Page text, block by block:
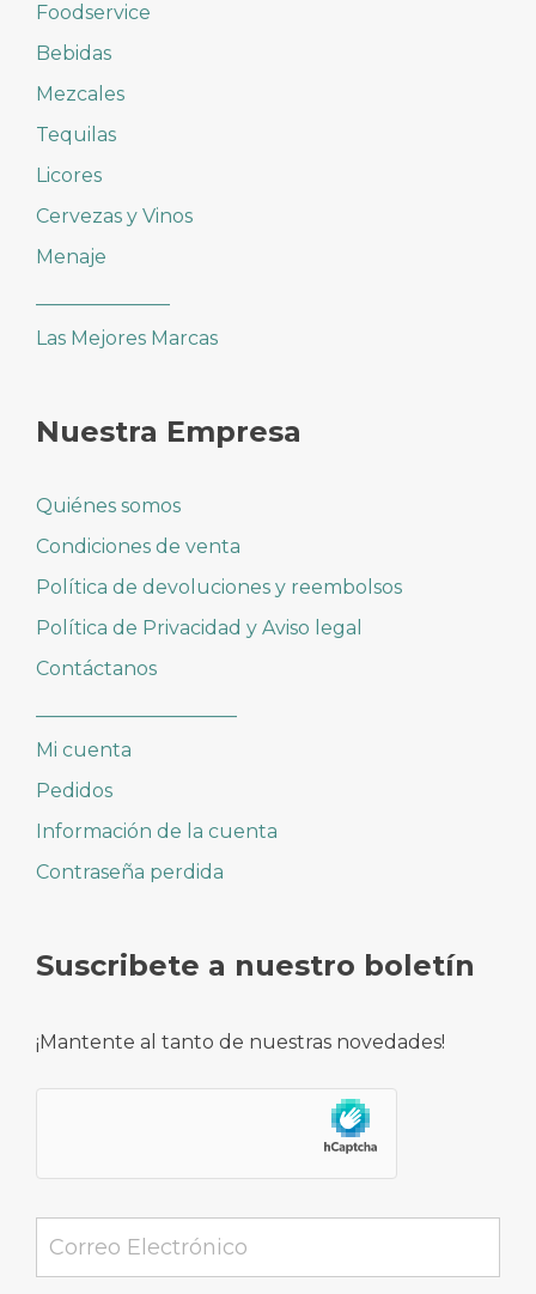
Foodservice
Bebidas
Mezcales
Tequilas
Licores
Cervezas y Vinos
Menaje
Las Mejores Marcas
Nuestra Empresa
Quiénes somos
Condiciones de venta
Política de devoluciones y reembolsos
Política de Privacidad y Aviso legal
Contáctanos
Mi cuenta
Pedidos
Información de la cuenta
Contraseña perdida
Suscribete a nuestro boletín
¡Mantente al tanto de nuestras novedades!